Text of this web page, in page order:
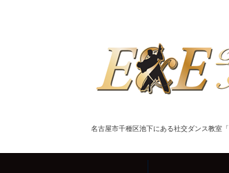
名古屋市千種区池下にある社交ダンス教室